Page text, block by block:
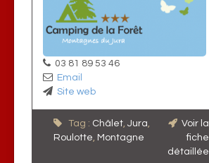
03 81 89 53 46
Email
Site web
Tag : Châlet Jura
Roulotte Montagne
Voir la
fiche
détaillée